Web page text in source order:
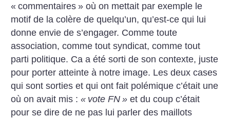
« commentaires » où on mettait par exemple le
motif de la colère de quelqu’un, qu’est-ce qui lui
donne envie de s’engager. Comme toute
association, comme tout syndicat, comme tout
parti politique. Ca a été sorti de son contexte, juste
pour porter atteinte à notre image. Les deux cases
qui sont sorties et qui ont fait polémique c’était une
où on avait mis :« vote FN » et du coup c’était
pour se dire de ne pas lui parler des maillots